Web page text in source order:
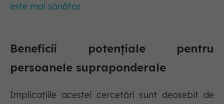
este mai sănătos
Beneficii potențiale pentru
persoanele supraponderale
Implicațiile acestei cercetări sunt deosebit de